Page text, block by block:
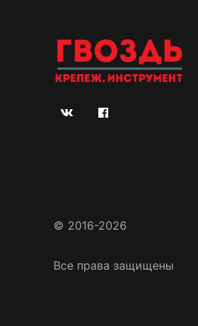
© 2016-2026
Все права защищены